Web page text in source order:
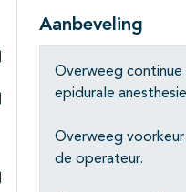
Subpagina's open- en
Aanbeveling
Overweeg continue
epidurale
Overweeg
de operateur.